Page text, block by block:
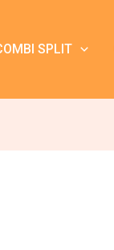
SPLIT